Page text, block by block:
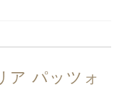
ア パッツォ